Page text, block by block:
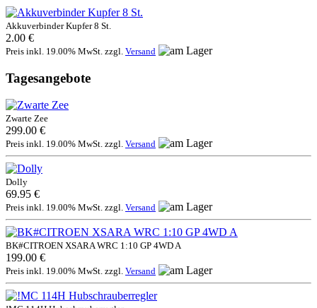
Akkuverbinder Kupfer 8 St.
2.00 €
Preis inkl. 19.00% MwSt. zzgl. Versand
Tagesangebote
Zwarte Zee
299.00 €
Preis inkl. 19.00% MwSt. zzgl. Versand
Dolly
69.95 €
Preis inkl. 19.00% MwSt. zzgl. Versand
BK#CITROEN XSARA WRC 1:10 GP 4WD A
199.00 €
Preis inkl. 19.00% MwSt. zzgl. Versand